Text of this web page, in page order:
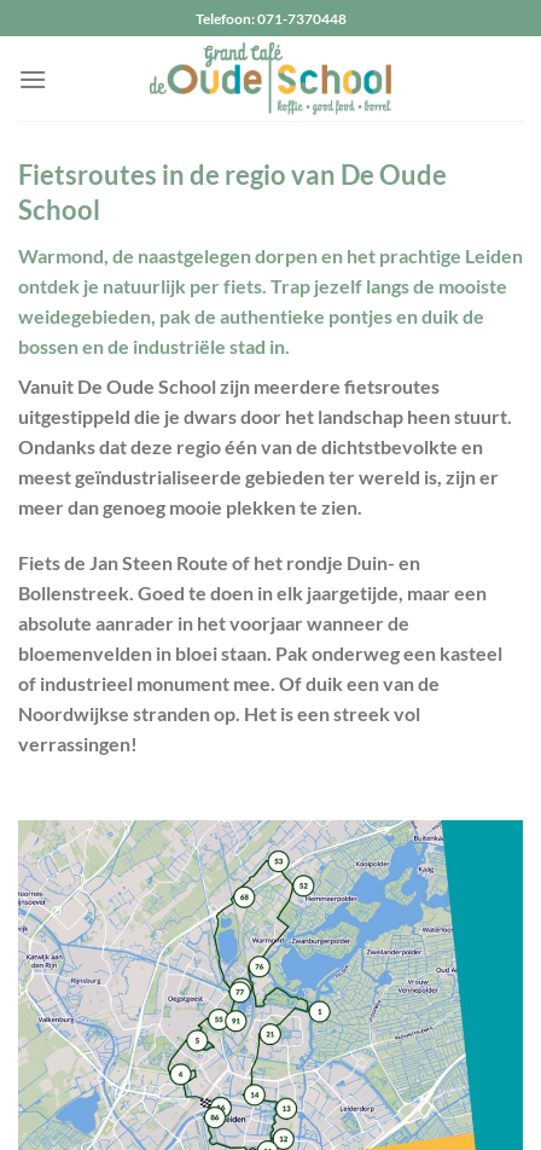
naar
inhoud
Telefoon: 071-7370448
Fietsroutes in de regio van De Oude
School
Warmond, de naastgelegen dorpen en het prachtige Leiden
ontdek je natuurlijk per fiets. Trap jezelf langs de mooiste
weidegebieden, pak de authentieke pontjes en duik de
bossen en de industriële stad in.
Vanuit De Oude School zijn meerdere fietsroutes
uitgestippeld die je dwars door het landschap heen stuurt.
Ondanks dat deze regio één van de dichtstbevolkte en
meest geïndustrialiseerde gebieden ter wereld is, zijn er
meer dan genoeg mooie plekken te zien.
Fiets de Jan Steen Route of het rondje Duin- en
Bollenstreek. Goed te doen in elk jaargetijde, maar een
absolute aanrader in het voorjaar wanneer de
bloemenvelden in bloei staan. Pak onderweg een kasteel
of industrieel monument mee. Of duik een van de
Noordwijkse stranden op. Het is een streek vol
verrassingen!